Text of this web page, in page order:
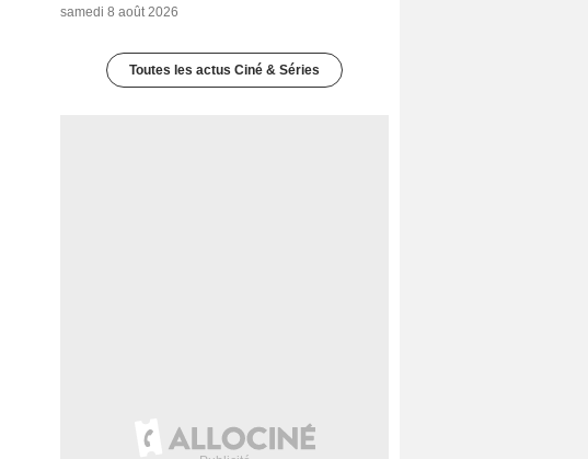
samedi 8 août 2026
Toutes les actus Ciné & Séries